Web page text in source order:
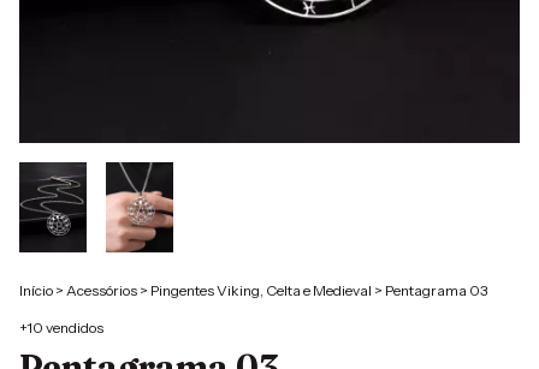
Início > Acessórios > Pingentes Viking, Celta e Medieval > Pentagrama 03
+10 vendidos